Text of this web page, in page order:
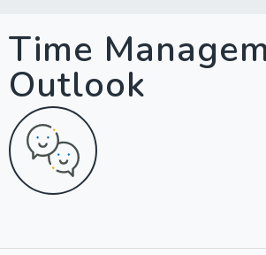
Time
Outlook